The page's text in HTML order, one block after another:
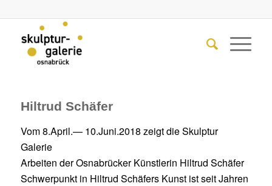
Hiltrud Schäfer
Vom 8.April.— 10.Juni.2018 zeigt die Skulptur
Galerie
Arbeiten der Osnabrücker Künstlerin Hiltrud Schäfer
Schwerpunkt in Hiltrud Schäfers Kunst ist seit Jahren